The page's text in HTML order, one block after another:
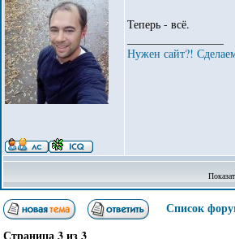
Теперь - всё.
Нужен сайт?!
Список
Страница3из3